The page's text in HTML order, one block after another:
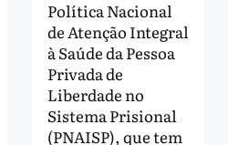
Política Nacional
de Atenção Integral
à Saúde da Pessoa
Privada de
Liberdade no
Sistema Prisional
(PNAISP), que tem